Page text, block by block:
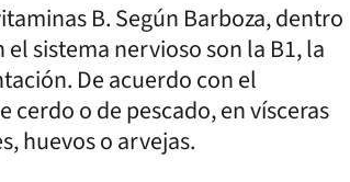
B. Según Barboza, dentro
sistema nervioso son la B1, la
De acuerdo con el
o de pescado, en vísceras
huevos o arvejas.